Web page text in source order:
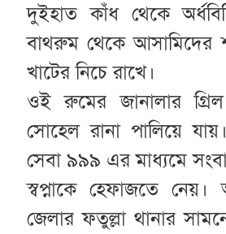
দুইহাত কাঁধ থেকে
বাথরুম থেকে আসামিদের
খাটের নিচে রাখে।
ওই রুমের জানালার
সোহেল রানা পালিয়ে
সেবা ৯৯৯ এর মাধ্যমে
স্বপ্নাকে হেফাজতে নেয়।
জেলার ফতুল্লা থানার